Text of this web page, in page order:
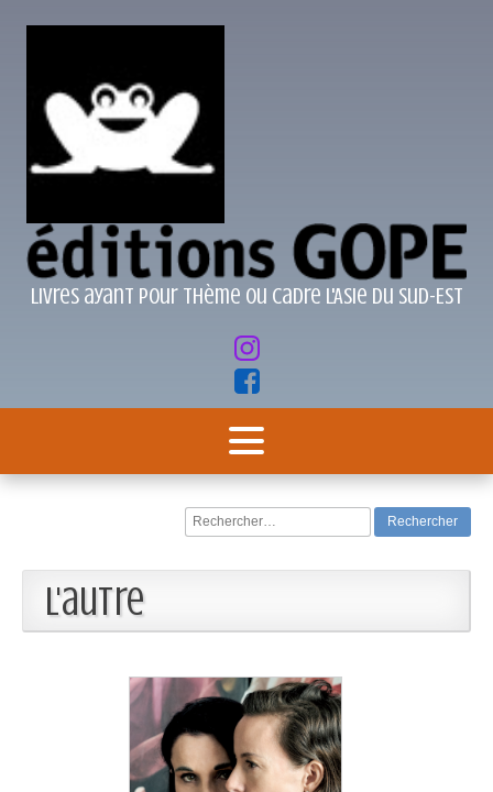
Livres ayant pour thème ou cadre l'Asie du Sud-Est
Rechercher :
L'autre